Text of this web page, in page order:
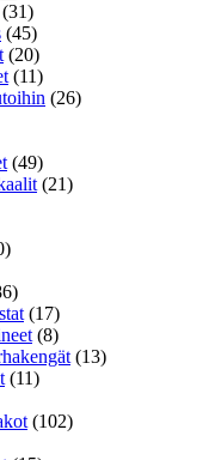
(31)
(45)
(20)
(11)
(26)
(49)
(21)
(17)
(8)
(13)
(11)
(102)